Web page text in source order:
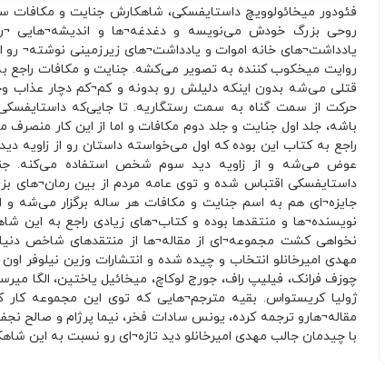
فئودور میخائولوویچ داستایفسکی، شاهکارش جنایت و مکافات
روحی بزرگ خودش می‌نویسه و دغدغه¬ها و اندیشه¬هایی
یادداشت¬های خانه اموات و یادداشت¬های زیرزمینی نوشته¬
روایت میخکوب کننده به تصویر می‌کشه. جنایت و مکافات راجع
قتلی می‌شه بدون اینکه دلیلش رو بدونه و کم¬کم دچار عذاب
حرکت از سمت گناه به سمت رستگاریه. تا جایی‌که
باشه، جلد اول جنایت و جلد دوم مکافات و اما از این کار
راجع به کتاب این بوده که اول می‌خواسته داستان رو از زاویه
عوض می‌شه و از زاویه دید سوم شخص استفاده می‌کنه.
داستایفسکی اقتباس شده و توی عامه مردم از بین
جایزه¬ای هم به اسم جنایت و مکافات هر ساله برگزار می‌شه
نویسنده¬ها و منتقدها بوده و کتاب¬های زیادی راجع به این
نخواهی کشت مجموعه¬ای از مقاله¬ها از منتقدهای شاخص
مهدی امیرخانلو انتخاب و چیده شده و انتشارات وزین نیلوفر
چوزف فرانک، فیلیپ راف، جورج لوکاچ، میخائیل یاختین، الگا
ژولیا کریستواس. بقیه مترجم¬هایی که توی این مجموعه کار
مقاله¬هارو ترجمه کرده، یونس سادات فخر، نیما پرژام و صالح
با چیدمان جالب مهدی امیرخانلو دید تازه¬ای رو نسبت به این